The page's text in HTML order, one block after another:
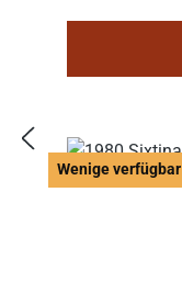
Wenige verfügbar